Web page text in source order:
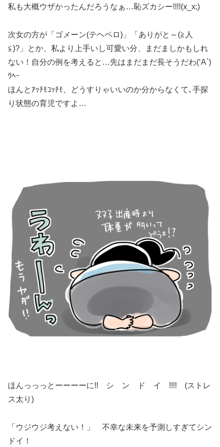
私も大概ウザかったんだろうなぁ…恥ズカシー!!!!(x_x;)
次女の方が「ゴメーン(テヘペロ)」「ありがと～(≧人
≦)?」とか、私より上手いし可愛い分、まだましかもしれ
ない！自分の例を考えると…先はまだまだ長そうだわ(‘A`)
ｳﾍｰ
ほんとｱｯﾁﾓｺｯﾁﾓ、どうすりゃいいのか分からなくて､手探
り状態の育児ですよ…
ほんっっっとーーーーに!! シ ン ド イ !!!! (ストレ
ス太り)
「ウジウジ考えない！」 不幸な未来を予測しすぎてシン
ドイ！